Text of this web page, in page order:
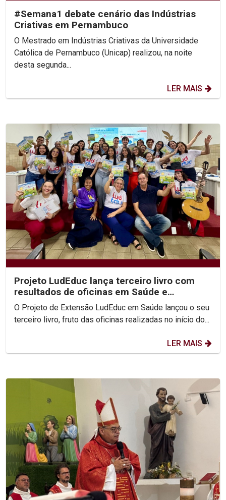
#Semana1 debate cenário das Indústrias
Criativas em Pernambuco
O Mestrado em Indústrias Criativas da Universidade
Católica de Pernambuco (Unicap) realizou, na noite
desta segunda...
LER MAIS
Projeto LudEduc lança terceiro livro com
resultados de oficinas em Saúde e
Educação
O Projeto de Extensão LudEduc em Saúde lançou o seu
terceiro livro, fruto das oficinas realizadas no início do...
LER MAIS